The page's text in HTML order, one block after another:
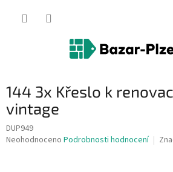
144 3x Křeslo k
vintage
DUP949
Průměrné
Neohodnoceno Podrobnosti hodnocení